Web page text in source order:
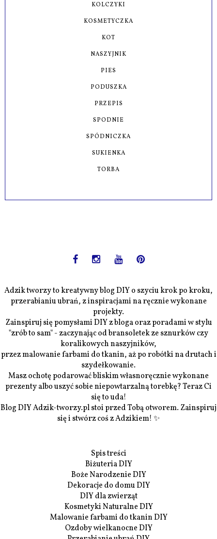
KOLCZYKI
KOSMETYCZKA
KOT
NASZYJNIK
PIES
PODUSZKA
PRZEPIS
SPODNIE
SPÓDNICZKA
SUKIENKA
TORBA
Adzik tworzy to kreatywny blog DIY o szyciu krok po kroku,
przerabianiu ubrań, z inspiracjami na ręcznie wykonane
projekty.
Zainspiruj się pomysłami DIY z bloga oraz poradami w stylu
"zrób to sam" - zaczynając od bransoletek ze sznurków czy
koralikowych naszyjników,
przez malowanie farbami do tkanin, aż po robótki na drutach i
szydełkowanie.
Masz ochotę podarować bliskim własnoręcznie wykonane
prezenty albo uszyć sobie niepowtarzalną torebkę? Teraz Ci
się to uda!
Blog DIY Adzik-tworzy.pl stoi przed Tobą otworem. Zainspiruj
się i stwórz coś z Adzikiem! ✨
Spis treści
Biżuteria DIY
Boże Narodzenie DIY
Dekoracje do domu DIY
DIY dla zwierząt
Kosmetyki Naturalne DIY
Malowanie farbami do tkanin DIY
Ozdoby wielkanocne DIY